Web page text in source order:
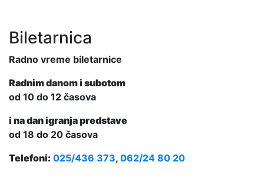
Biletarnica
Radno vreme biletarnice
Radnim danom i subotom
od 10 do 12 časova
i na dan igranja predstave
od 18 do 20 časova
Telefoni: 025/436 373, 062/24 80 20